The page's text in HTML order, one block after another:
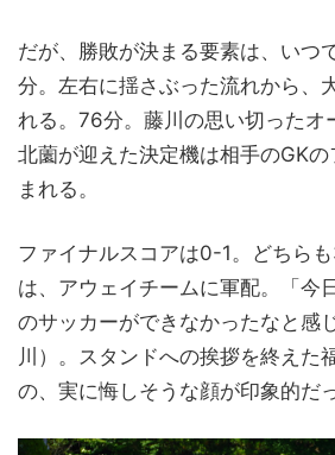
だが、勝敗が決まる要素は、いつ
分。左右に揺さぶった流れから、
れる。76分。藤川の思い切ったオ
北薗が迎えた決定機は相手のGK
まれる。
ファイナルスコアは0-1。どちら
は、アウェイチームに軍配。「今
のサッカーができなかったなと感
川）。スタンドへの挨拶を終えた
の、実に悔しそうな顔が印象的だっ